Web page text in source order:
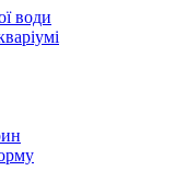
води